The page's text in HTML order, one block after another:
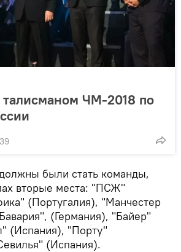
ЧМ-2018 по
были стать команды,
вторые места: "ПСЖ"
(Португалия), "Манчестер
(Германия), "Байер"
(Испания), "Порту"
(Испания).